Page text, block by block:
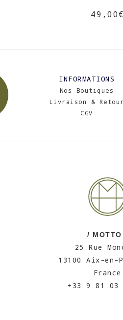
49,00€
INFORMATIONS
Nos Boutiques
Livraison & Retour
CGV
/
25 Rue
13100 Aix-en-
France
+33 9 81 03